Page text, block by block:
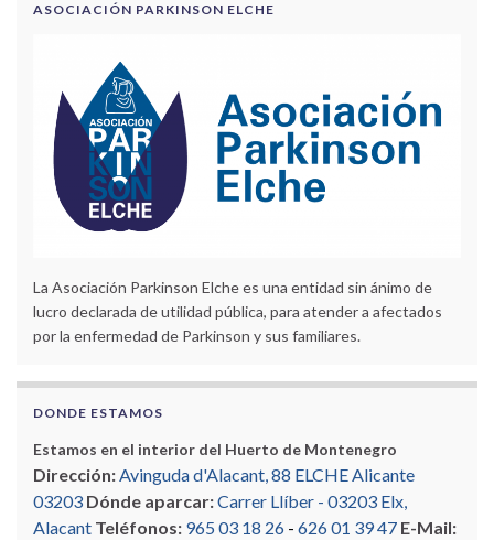
ASOCIACIÓN PARKINSON ELCHE
La Asociación Parkinson Elche es una entidad sin ánimo de
lucro declarada de utilidad pública, para atender a afectados
por la enfermedad de Parkinson y sus familiares.
DONDE ESTAMOS
Estamos en el interior del Huerto de Montenegro
Dirección:Avinguda d'Alacant, 88 ELCHE Alicante
03203 Dónde aparcar:Carrer Llíber - 03203 Elx,
Alacant Teléfonos: 965 03 18 26 - 626 01 39 47 E-Mail: